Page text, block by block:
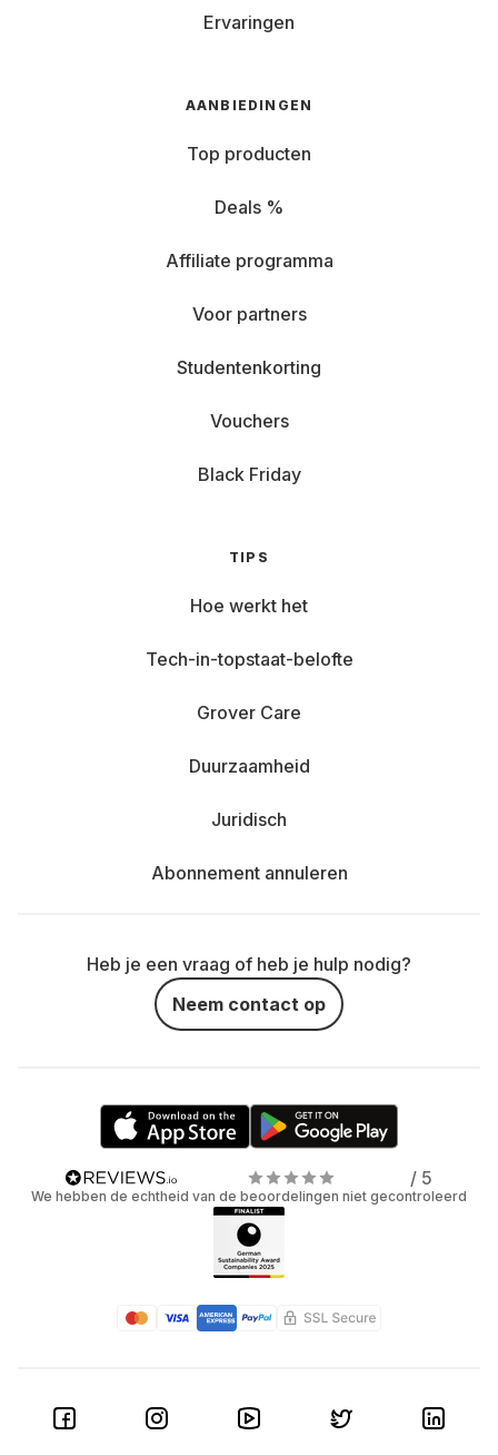
Ervaringen
AANBIEDINGEN
Top producten
Deals %
Affiliate programma
Voor partners
Studentenkorting
Vouchers
Black Friday
TIPS
Hoe werkt het
Tech-in-topstaat-belofte
Grover Care
Duurzaamheid
Juridisch
Abonnement annuleren
Heb je een vraag of heb je hulp nodig?
Neem contact op
/ 5
We hebben de echtheid van de beoordelingen niet gecontroleerd